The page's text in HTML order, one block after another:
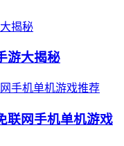
游大揭秘
联网手机单机游戏